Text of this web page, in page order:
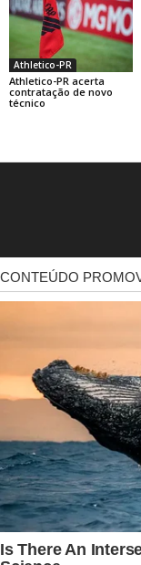
Athletico-PR
Athletico-PR acerta
contratação de novo
técnico